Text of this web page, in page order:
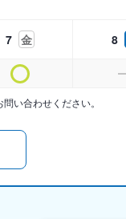
7 金 8
い合わせください。